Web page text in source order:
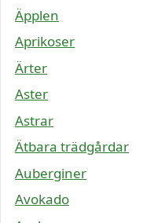
Äpplen
Aprikoser
Ärter
Aster
Astrar
Ätbara trädgårdar
Auberginer
Avokado